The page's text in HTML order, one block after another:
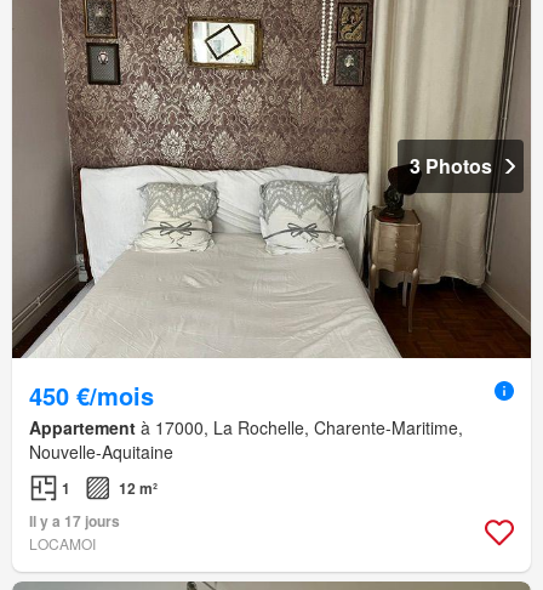
3 Photos
450 €/mois
Appartement à 17000, La Rochelle, Charente-Maritime,
Nouvelle-Aquitaine
1
12 m²
Il y a 17 jours
LOCAMOI